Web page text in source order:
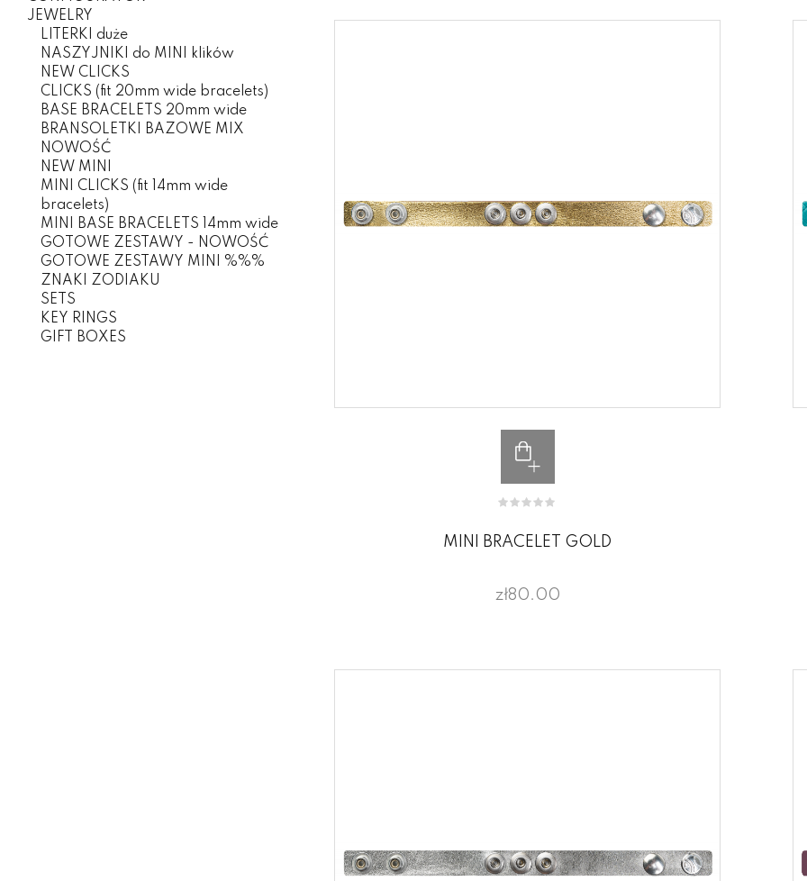
JEWELRY
LITERKI duże
NASZYJNIKI do MINI klików
NEW CLICKS
CLICKS (fit 20mm wide bracelets)
BASE BRACELETS 20mm wide
BRANSOLETKI BAZOWE MIX
NOWOŚĆ
NEW MINI
MINI CLICKS (fit 14mm wide
bracelets)
MINI BASE BRACELETS 14mm wide
GOTOWE ZESTAWY - NOWOŚĆ
GOTOWE ZESTAWY MINI %%%
ZNAKI ZODIAKU
SETS
KEY RINGS
GIFT BOXES
MINI BRACELET GOLD
zł80.00